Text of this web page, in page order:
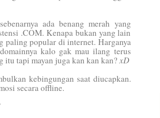
ada benang merah yang
.COM. Kenapa bukan yang lain
paling popular di internet. Harganya
kalo gak mau ilang terus
itu tapi mayan juga kan kan kan?xD
kebingungan saat diucapkan.
secara offline.